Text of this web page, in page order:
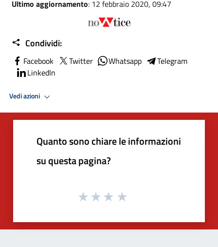
Ultimo aggiornamento: 12 febbraio 2020, 09:47
Condividi:
Facebook Twitter Whatsapp
Telegram
LinkedIn
Vedi azioni
Quanto sono chiare le informazioni
su questa pagina?